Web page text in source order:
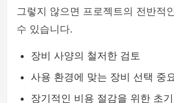
그렇지 않으면 프로젝트의 전반적
수 있습니다.
장비 사양의 철저한 검토
사용 환경에 맞는 장비 선택 중
장기적인 비용 절감을 위한 초